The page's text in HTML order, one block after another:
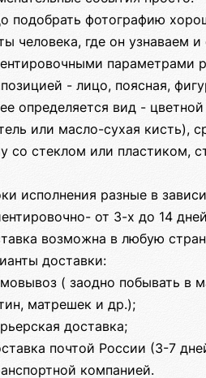
подобрать фотографию
человека, где он узнаваем
параметрами
- лицо, поясная,
определяется вид -
или масло-сухая кисть),
со стеклом или пластиком,
исполнения разные в
от 3-х до 14
возможна в любую
доставки:
( заодно побывать в
матрешек и др.);
доставка;
почтой России (3-7
компанией.